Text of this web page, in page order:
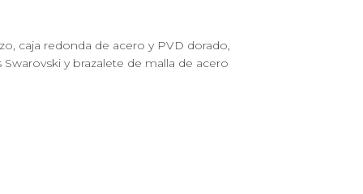
caja redonda de acero y PVD dorado,
y brazalete de malla de acero